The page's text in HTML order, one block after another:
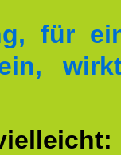
für